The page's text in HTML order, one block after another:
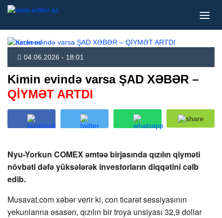
04.06.2026 - 18:01
Kimin evində varsa ŞAD XƏBƏR –
QİYMƏT ARTDI
Nyu-Yorkun COMEX əmtəə birjasında qızılın qiyməti
növbəti dəfə yüksələrək investorların diqqətini cəlb
edib.
Musavat.com xəbər verir ki, con ticarət sessiyasının
yekunlarına əsasən, qızılın bir troya unsiyası 32,9 dollar